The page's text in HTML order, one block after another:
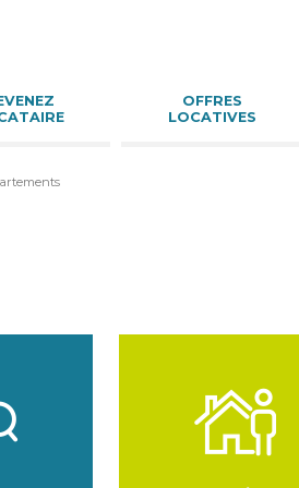
OFFRES
LOCATIVES